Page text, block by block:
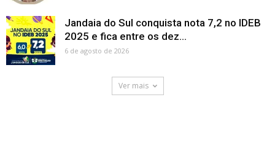
Jandaia do Sul conquista nota 7,2 no IDEB
2025 e fica entre os dez...
6 de agosto de 2026
Ver mais